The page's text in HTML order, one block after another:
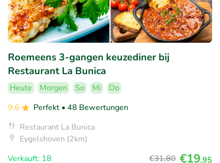
Roemeens 3-gangen keuzediner bij
Restaurant La Bunica
Heute Morgen So Mi
Do
9.6
Perfekt • 48 Bewertungen
Restaurant La Bunica
Eygelshoven (2km)
Verkauft: 18
€31,80 €19,95